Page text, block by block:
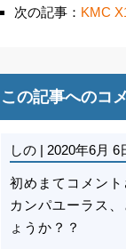
次の記事： KMC
この記事へのコ
しの | 2020年6月 6
初めまてコメント
カンパユーラス
ょうか？？